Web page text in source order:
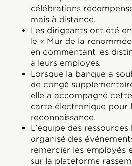
célébrations
mais à distance.
Les dirigeants ont été
le « Mur de la
en commentant les
à leurs employés.
Lorsque la banque a
de congé
elle a accompagné
carte électronique pour
reconnaissance.
L'équipe des ressources
organisé des
remercier les employés
sur la plateforme